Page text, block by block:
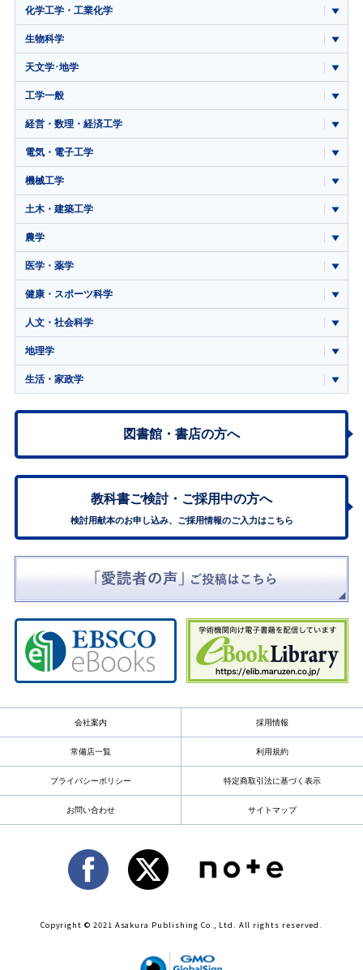
化学工学・工業化学
生物科学
天文学･地学
工学一般
経営・数理・経済工学
電気・電子工学
機械工学
土木・建築工学
農学
医学・薬学
健康・スポーツ科学
人文・社会科学
地理学
生活・家政学
図書館・書店の方へ
教科書ご検討・ ご採用中の方へ
検討用献本のお申し込み、ご採用情報のご入力はこちら
会社案内 採用情報
常備店一覧 利用規約
プライバシーポリシー 特定商取引法に基づく表示
お問い合わせ サイトマップ
Copyright © 2021 Asakura Publishing Co., Ltd. All rights reserved.